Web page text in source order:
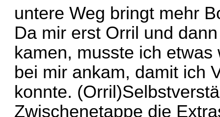
untere Weg bringt mehr
Da mir erst Orril und
kamen, musste ich
bei mir ankam, damit ich
konnte.
Zwischenetappe die